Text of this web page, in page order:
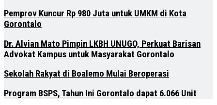
Pemprov Kuncur Rp 980 Juta untuk UMKM di Kota
Gorontalo
Dr. Alvian Mato Pimpin LKBH UNUGO, Perkuat Barisan
Advokat Kampus untuk Masyarakat Gorontalo
Sekolah Rakyat di Boalemo Mulai Beroperasi
Program BSPS, Tahun Ini Gorontalo dapat 6.066 Unit